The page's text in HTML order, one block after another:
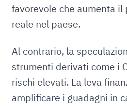
favorevole che aumenta il
reale nel paese.
Al contrario, la
strumenti derivati come i
rischi elevati. La leva
amplificare i guadagni in